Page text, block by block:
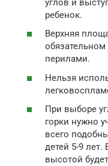
углов и
ребенок.
Верхняя
перилами.
Нельзя
При выборе
горки нужно
всего
детей 5-9
высотой